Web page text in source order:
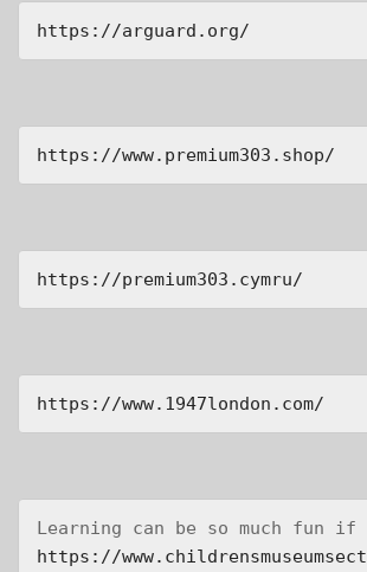
https://arguard.org/
https://www.premium303.shop/
https://premium303.cymru/
https://www.1947london.com/
https://